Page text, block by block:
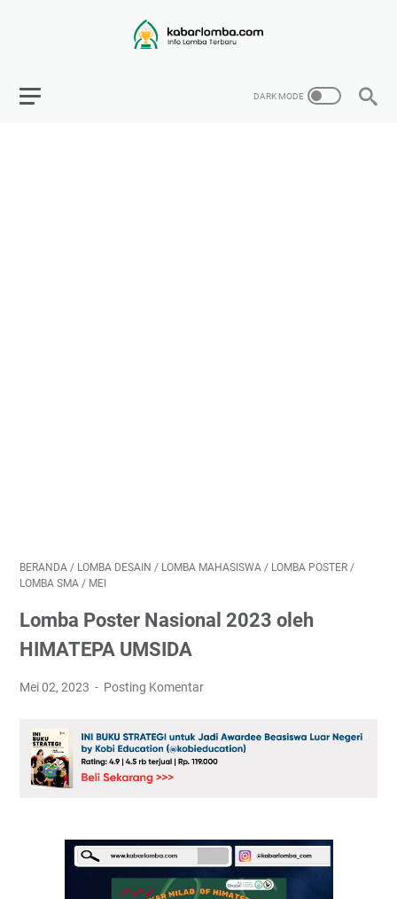
BERANDA / LOMBA DESAIN / LOMBA MAHASISWA / LOMBA POSTER /
LOMBA SMA / MEI
Lomba Poster Nasional 2023 oleh
HIMATEPA UMSIDA
Mei 02, 2023 Posting Komentar